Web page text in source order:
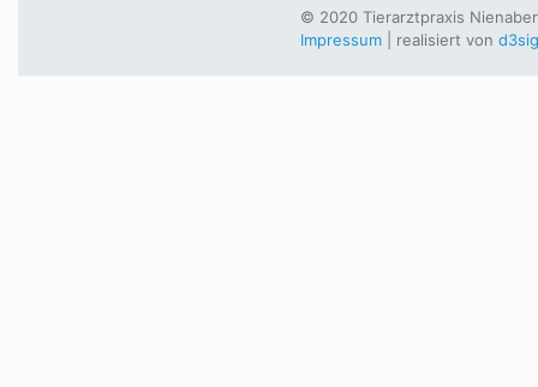
© 2020 Tierarztpraxis
Impressum | realisiert von